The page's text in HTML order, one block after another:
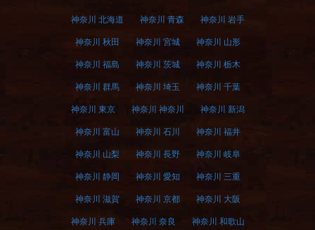
神奈川 北海道 神奈川 青森 神奈川 岩手
神奈川 秋田 神奈川 宮城 神奈川 山形
神奈川 福島 神奈川 茨城 神奈川 栃木
神奈川 群馬 神奈川 埼玉 神奈川 千葉
神奈川 東京 神奈川 神奈川 神奈川 新潟
神奈川 富山 神奈川 石川 神奈川 福井
神奈川 山梨 神奈川 長野 神奈川 岐阜
神奈川 静岡 神奈川 愛知 神奈川 三重
神奈川 滋賀 神奈川 京都 神奈川 大阪
神奈川 兵庫 神奈川 奈良 神奈川 和歌山